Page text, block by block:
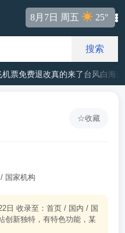
8月7日 周五 25°
搜索
机票免费退改真的来了台风白海
☆收藏
国家机构
日 收录至：首页 / 国内 / 国
创新独特，有特色功能，某